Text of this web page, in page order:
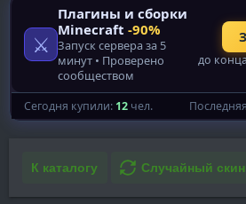
К каталогу Случайный скин